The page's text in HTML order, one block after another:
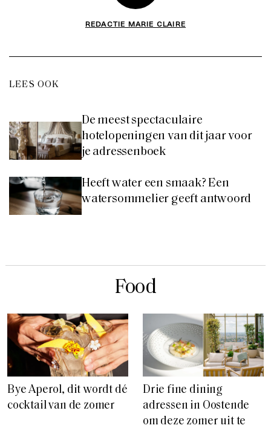
REDACTIE MARIE CLAIRE
LEES OOK
De meest spectaculaire
hotelopeningen van dit jaar voor
je adressenboek
Heeft water een smaak? Een
watersommelier geeft antwoord
Food
Bye Aperol, dit wordt dé
cocktail van de zomer
Drie fine dining
adressen in Oostende
om deze zomer uit te